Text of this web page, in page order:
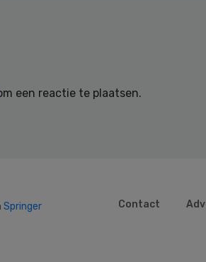
een reactie te plaatsen.
Springer
Contact